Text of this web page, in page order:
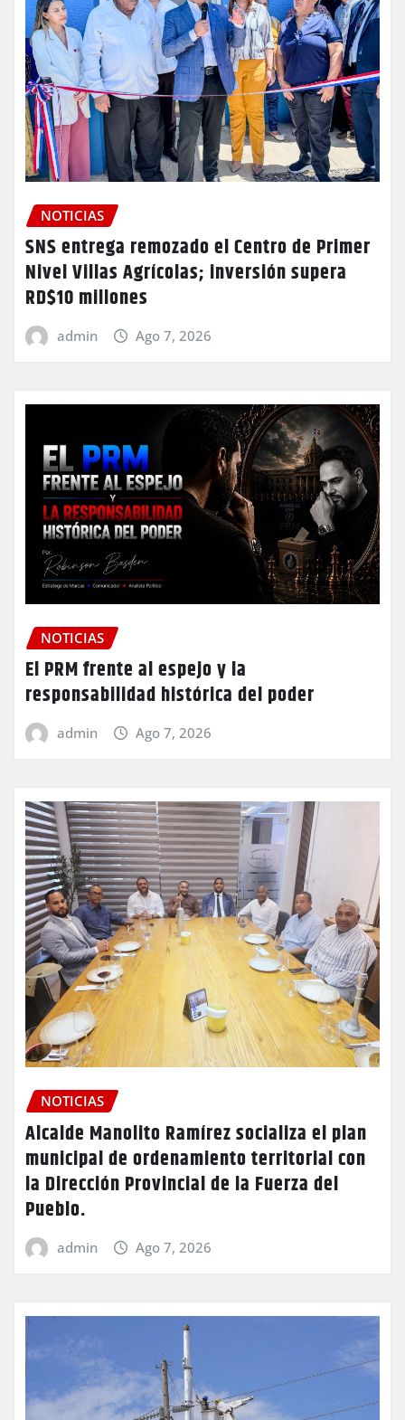
NOTICIAS
SNS entrega remozado el Centro de Primer
Nivel Villas Agrícolas; inversión supera
RD$10 millones
admin Ago 7, 2026
NOTICIAS
El PRM frente al espejo y la
responsabilidad histórica del poder
admin Ago 7, 2026
NOTICIAS
Alcalde Manolito Ramírez socializa el plan
municipal de ordenamiento territorial con
la Dirección Provincial de la Fuerza del
Pueblo.
admin Ago 7, 2026